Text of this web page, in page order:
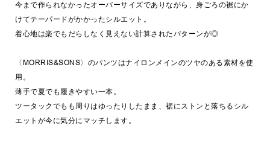
今まで作られなかったオーバーサイズでありながら、身ごろの裾にか
けてテーパードがかかったシルエット。
着心地は楽でもだらしなく見えない計算されたパターンが◎
〈MORRIS&SONS〉のパンツはナイロンメインのツヤのある素材を使
用。
薄手で夏でも履きやすい一本。
ツータックでもも周りはゆったりしたまま、裾にストンと落ちるシル
エットが今に気分にマッチします。